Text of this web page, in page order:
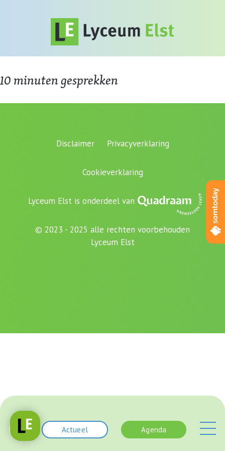
Actueel Agenda
10 minuten gesprekken
Disclaimer Privacyverklaring
Cookieverklaring
Lyceum Elst is onderdeel van
© 2023 - 2025 alle rechten voorbehouden
Lyceum Elst